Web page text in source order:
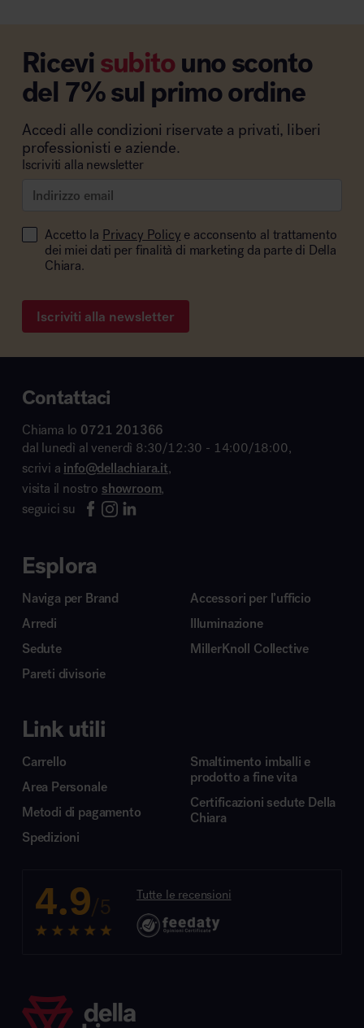
Ricevisubitouno sconto
del 7% sul primo ordine
Accedi alle condizioni riservate a privati, liberi
professionisti e aziende.
Iscriviti alla newsletter
Accetto la Privacy Policy e acconsento al trattamento
dei miei dati per finalità di marketing da parte di Della
Chiara.
Iscriviti alla newsletter
Contattaci
Chiama lo 0721 201366
dal lunedì al venerdì 8:30/12:30 - 14:00/18:00,
scrivi a info@dellachiara.it,
visita il nostro showroom,
seguici su
Esplora
Naviga per Brand
Arredi
Sedute
Pareti divisorie
Accessori per l’ufficio
Illuminazione
MillerKnoll Collective
Link utili
Carrello
Area Personale
Metodi di pagamento
Spedizioni
Smaltimento imballi e
prodotto a fine vita
Certificazioni sedute Della
Chiara
4.9/5 Tutte le recensioni